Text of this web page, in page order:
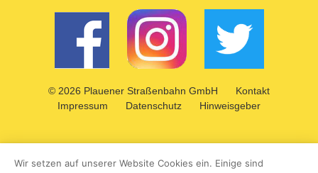
Das Kleingedruckte
© 2026 Plauener Straßenbahn GmbH
Kontakt
Impressum
Datenschutz Hinweisgeber
Wir setzen auf unserer Website Cookies ein. Einige sind